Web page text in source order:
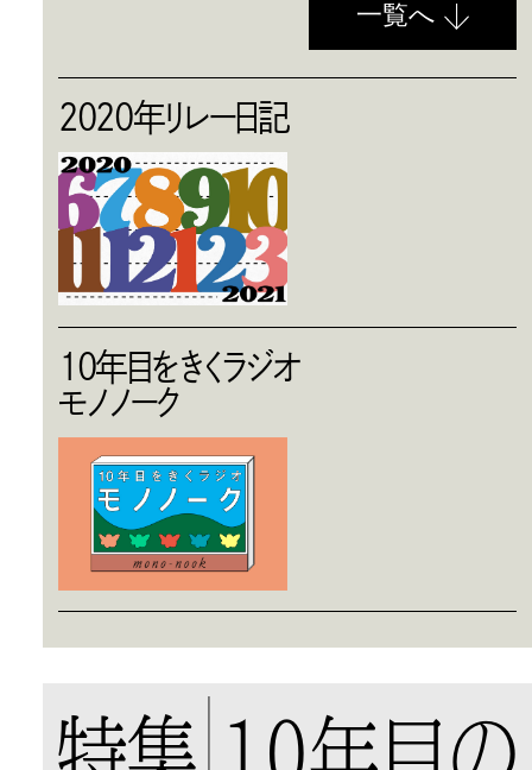
一覧へ
2020年リレー日記
10年目をきくラジオ
モノノーク